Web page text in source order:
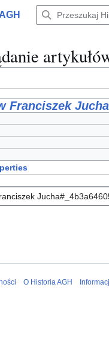
Franciszek Jucha
O Historia AGH